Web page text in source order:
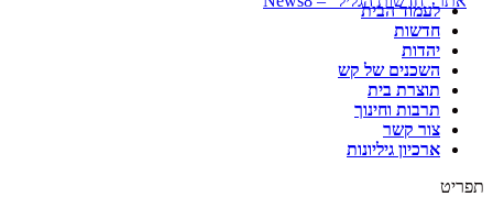
לעמוד הבית
חדשות
יהדות
השכנים של קש
תוצרת בית
תרבות וחינוך
צור קשר
ארכיון גיליונות
תפריט